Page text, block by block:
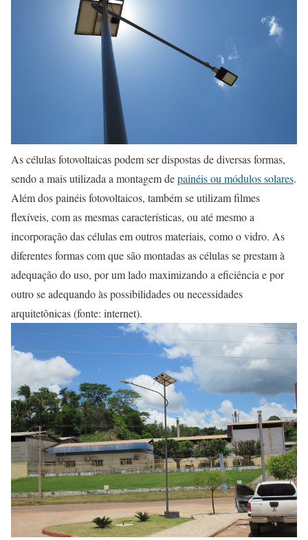
As células fotovoltaicas podem ser dispostas de diversas formas,
sendo a mais utilizada a montagem depainéis ou módulos solares.
Além dos painéis fotovoltaicos, também se utilizam filmes
flexíveis, com as mesmas características, ou até mesmo a
incorporação das células em outros materiais, como o vidro. As
diferentes formas com que são montadas as células se prestam à
adequação do uso, por um lado maximizando a eficiência e por
outro se adequando às possibilidades ou necessidades
arquitetônicas (fonte: internet).